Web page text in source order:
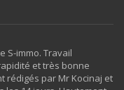
S-immo. Travail
et très bonne
rédigés par Mr Kocinaj et